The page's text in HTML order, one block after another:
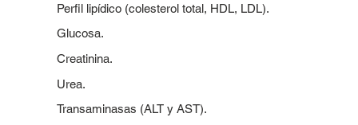
Perfil lipídico (colesterol total, HDL, LDL).
Glucosa.
Creatinina.
Urea.
Transaminasas (ALT y AST).